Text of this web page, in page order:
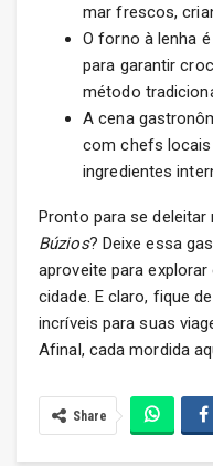
mar frescos,
O forno à lenha
para garantir
método
A cena
com chefs
ingredientes
Pronto para se deleitar
Búzios? Deixe essa
aproveite para
cidade. E claro, fique
incríveis para suas
Afinal, cada mordida
Share